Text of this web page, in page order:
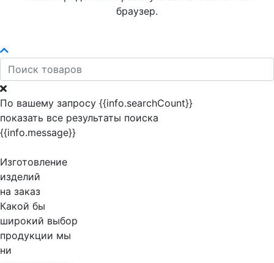
браузер.
По вашему запросу {{info.searchCount}}
показать все результаты поиска
{{info.message}}
Изготовление
изделий
на заказ
Какой бы
широкий выбор
продукции мы
ни